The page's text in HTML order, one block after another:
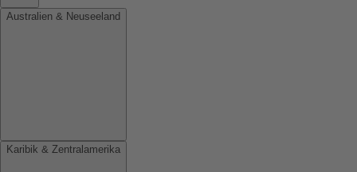
Australien & Neuseeland
Karibik & Zentralamerika